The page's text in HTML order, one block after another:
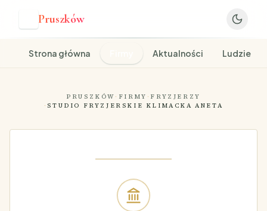
Pruszków
Strona główna Aktualności Ludzie
PRUSZKÓW · FIRMY · FRYZJERZY
·STUDIO FRYZJERSKIE KLIMACKA ANETA